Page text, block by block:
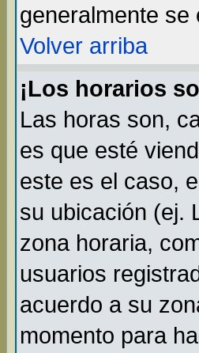
generalmente se
Volver arriba
¡Los horarios
Las horas son,
es que esté
este es el caso,
su ubicación (ej.
zona horaria,
usuarios
acuerdo a su
momento para